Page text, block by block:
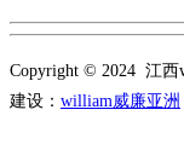
Copyright © 2024 江
建设： william威廉亚洲